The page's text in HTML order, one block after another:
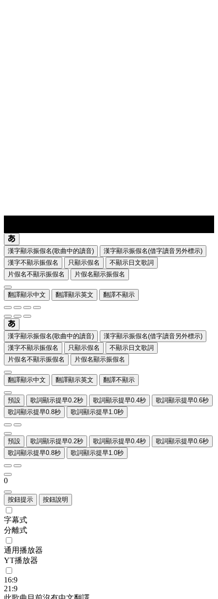
漢字顯示振假名(歌曲中的讀音)
漢字顯示振假名(借字讀音另外標示)
漢字不顯示振假名
只顯示假名
不顯示日文歌詞
片假名不顯示振假名
片假名顯示振假名
翻譯顯示中文 翻譯顯示英文 翻譯不顯示
漢字顯示振假名(歌曲中的讀音)
漢字顯示振假名(借字讀音另外標示)
漢字不顯示振假名
只顯示假名
不顯示日文歌詞
片假名不顯示振假名
片假名顯示振假名
翻譯顯示中文 翻譯顯示英文 翻譯不顯示
預設 歌詞顯示提早0.2秒 歌詞顯示提早0.4秒
歌詞顯示提早0.6秒
歌詞顯示提早0.8秒
歌詞顯示提早1.0秒
預設 歌詞顯示提早0.2秒 歌詞顯示提早0.4秒
歌詞顯示提早0.6秒
歌詞顯示提早0.8秒
歌詞顯示提早1.0秒
0
按鈕提示 按鈕說明
字幕式
分離式
通用播放器
YT播放器
16:9
21:9